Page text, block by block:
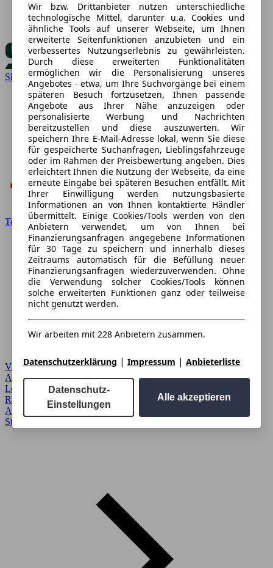
Skoda
Toyota
VW
Autoverkauf›
Leasing
Ratgeber
Anmelden
›
Wir bzw. Drittanbieter nutzen unterschiedliche
technologische Mittel, darunter u.a. Cookies und
ähnliche Tools auf unserer Webseite, um Ihnen
erweiterte Seitenfunktionen anzubieten und ein
verbessertes Nutzungserlebnis zu gewährleisten.
Durch diese erweiterten Funktionalitäten
ermöglichen wir die Personalisierung unseres
Angebotes - etwa, um Ihre Suchvorgänge bei einem
späteren Besuch fortzusetzen, Ihnen passende
Angebote aus Ihrer Nähe anzuzeigen oder
personalisierte Werbung und Nachrichten
bereitzustellen und diese auszuwerten. Wir
speichern Ihre E-Mail-Adresse lokal, wenn Sie diese
für gespeicherte Suchanfragen, Lieblingsfahrzeuge
oder im Rahmen der Preisbewertung angeben. Dies
erleichtert Ihnen die Nutzung der Webseite, da eine
erneute Eingabe bei späteren Besuchen entfällt. Mit
Ihrer Einwilligung werden nutzungsbasierte
Informationen an von Ihnen kontaktierte Händler
übermittelt. Einige Cookies/Tools werden von den
Anbietern verwendet, um von Ihnen bei
Finanzierungsanfragen angegebene Informationen
für 30 Tage zu speichern und innerhalb dieses
Zeitraums automatisch für die Befüllung neuer
Finanzierungsanfragen wiederzuverwenden. Ohne
die Verwendung solcher Cookies/Tools können
solche erweiterten Funktionen ganz oder teilweise
nicht genutzt werden.
Wir arbeiten mit 228 Anbietern zusammen.
Datenschutzerklärung | Impressum | Anbieterliste
Datenschutz-
Einstellungen
Alle akzeptieren
Startseite